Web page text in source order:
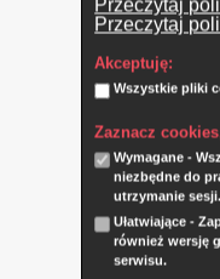
Przeczytaj
Przeczytaj
Akceptuję:
Wszystkie pliki
Zaznacz
Wymagane -
niezbędne do
utrzymanie sesji.
Ułatwiające -
również wersję
serwisu.